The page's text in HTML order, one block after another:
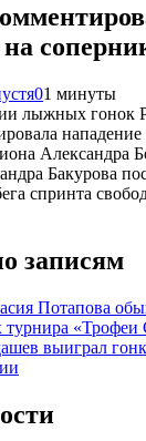
01 минуты
лыжных гонок
нападение
Александра
Бакурова
спринта
записям
Потапова
турнира
выиграл